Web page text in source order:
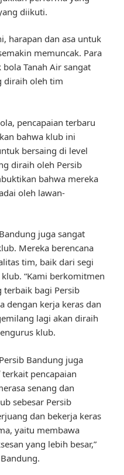
diikuti.
harapan dan asa untuk
memuncak. Para
Tanah Air sangat
diraih oleh tim
pencapaian terbaru
bahwa klub ini
bersaing di level
diraih oleh Persib
bahwa mereka
oleh lawan-
juga sangat
Mereka berencana
tim, baik dari segi
“Kami berkomitmen
bagi Persib
dengan kerja keras dan
lagi akan diraih
klub.
Bandung juga
pencapaian
senang dan
sebesar Persib
dan bekerja keras
yaitu membawa
yang lebih besar,”